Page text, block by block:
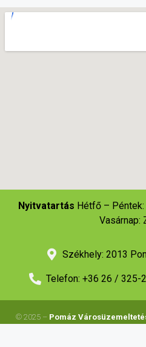
Nyitvatartás Hétfő –
Vasárnap:
Székhely: 2013
Telefon: +36 26 / 325-
© 2025 – Pomáz